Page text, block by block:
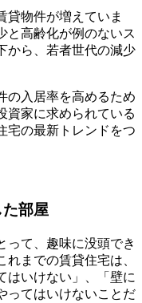
貸物件が増えていま
と高齢化が例のないス
から、若者世代の減少
の入居率を高めるため
資家に求められている
宅の最新トレンドをつ
部屋
って、趣味に没頭でき
までの賃貸住宅は、
はいけない」、「壁に
ってはいけないことだ